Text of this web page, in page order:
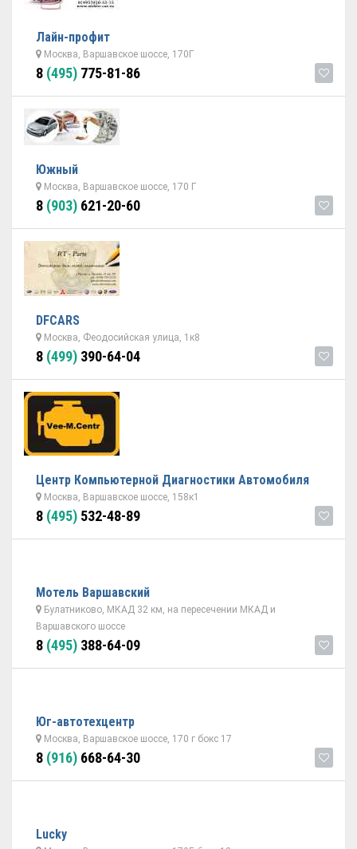
Лайн-профит
Москва, Варшавское шоссе, 170Г
8 (495) 775-81-86
Южный
Москва, Варшавское шоссе, 170 Г
8 (903) 621-20-60
DFCARS
Москва, Феодосийская улица, 1к8
8 (499) 390-64-04
Центр Компьютерной Диагностики Автомобиля
Москва, Варшавское шоссе, 158к1
8 (495) 532-48-89
Мотель Варшавский
Булатниково, МКАД 32 км, на пересечении МКАД и
Варшавского шоссе
8 (495) 388-64-09
Юг-автотехцентр
Москва, Варшавское шоссе, 170 г бокс 17
8 (916) 668-64-30
Lucky